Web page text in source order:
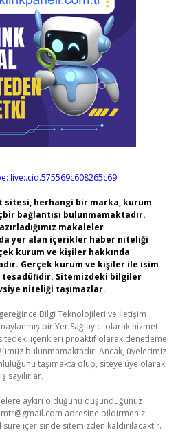
live:.cid.575569c608265c69
sitesi, herhangi bir marka, kurum
bağlantısı bulunmamaktadır.
makaleler
yer alan içerikler haber niteliği
kurum ve kişiler hakkında
Gerçek kurum ve kişiler ile isim
Sitemizdeki bilgiler
niteliği taşımazlar.
gereğince Bilgi Teknolojileri ve İletişim
bir Yer Sağlayıcı olarak hizmet
içerikleri proaktif olarak denetleme
bulunmamaktadır. Ancak, üyelerimiz
taşımakta olup, siteye üye olarak
sayılırlar.
aykırı olduğunu düşündüğünüz
adresine bildirmeniz
içerisinde sitemizden kaldırılacaktır.